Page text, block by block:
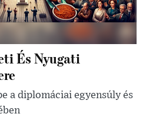
És Nyugati
a diplomáciai egyensúly és